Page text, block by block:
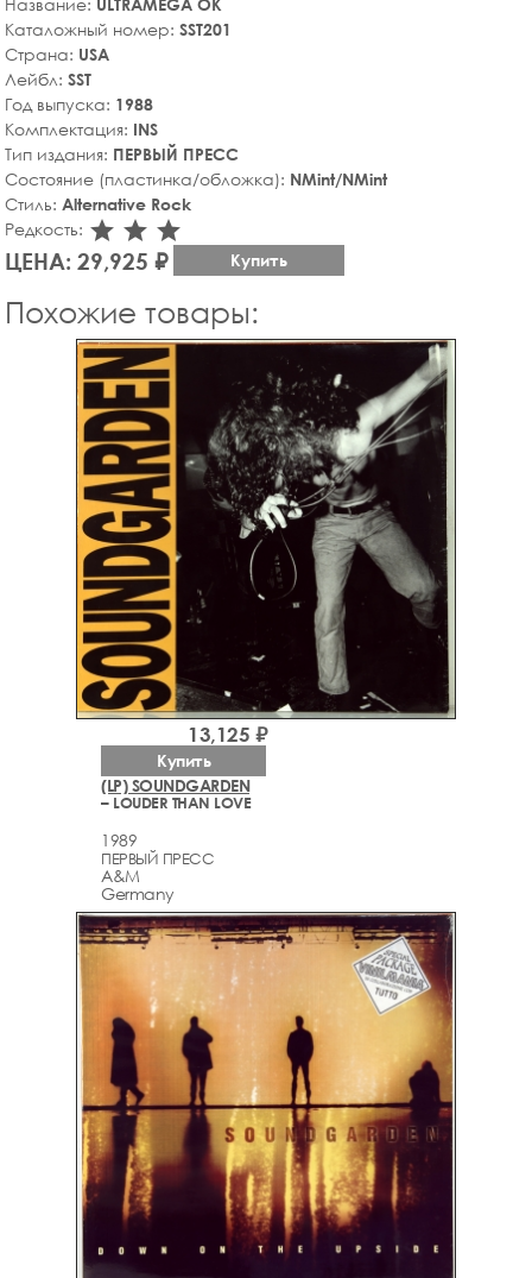
Каталожный номер: SST201
Страна: USA
Лейбл: SST
Год выпуска: 1988
Комплектация: INS
Тип издания: ПЕРВЫЙ ПРЕСС
Состояние (пластинка/обложка): NMint/NMint
Стиль: Alternative Rock
Редкость: star_rate
star_rate
star_rate
ЦЕНА: 29,925 ₽ Купить
Похожие товары:
(LP) SOUNDGARDEN
– LOUDER THAN LOVE
1989
ПЕРВЫЙ ПРЕСС
A&M
Germany
13,125 ₽
Купить